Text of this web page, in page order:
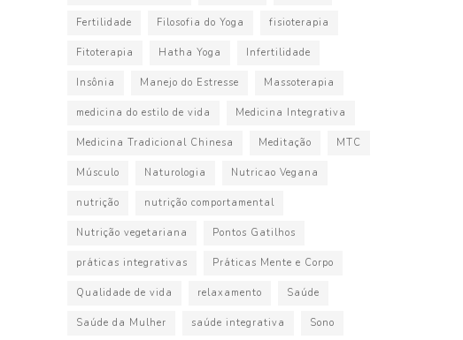
Fertilidade Filosofia do Yoga fisioterapia
Fitoterapia Hatha Yoga Infertilidade
Insônia Manejo do Estresse Massoterapia
medicina do estilo de vida Medicina Integrativa
Medicina Tradicional Chinesa Meditação MTC
Músculo Naturologia Nutricao Vegana
nutrição nutrição comportamental
Nutrição vegetariana Pontos Gatilhos
práticas integrativas Práticas Mente e Corpo
Qualidade de vida relaxamento Saúde
Saúde da Mulher saúde integrativa Sono